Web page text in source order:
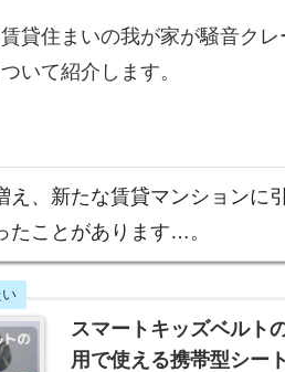
貸住まいの我が家が騒音ク
いて紹介します。
え、新たな賃貸マンションに
たことがあります…。
スマートキッズベルト
用で使える携帯型シー